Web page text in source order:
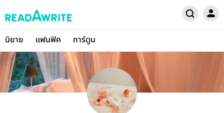
นิยาย แฟนฟิค การ์ตูน